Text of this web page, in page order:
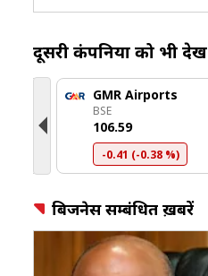
दूसरी कंपनियों को भी देखें
GMR Airports
BSE
₹106.59
-0.41 (-0.38 %)
बिजनेस सम्बंधित ख़बरें